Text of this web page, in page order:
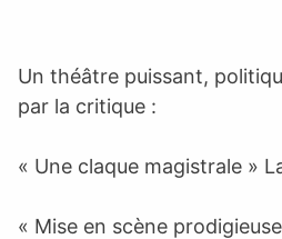
Un théâtre puissant,
par la critique :
« Une claque magistrale »
« Mise en scène